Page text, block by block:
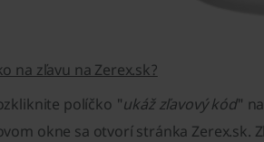
na zľavu na Zerex.sk?
políčko "ukáž zľavový kód" na
okne sa otvorí stránka Zerex.sk.